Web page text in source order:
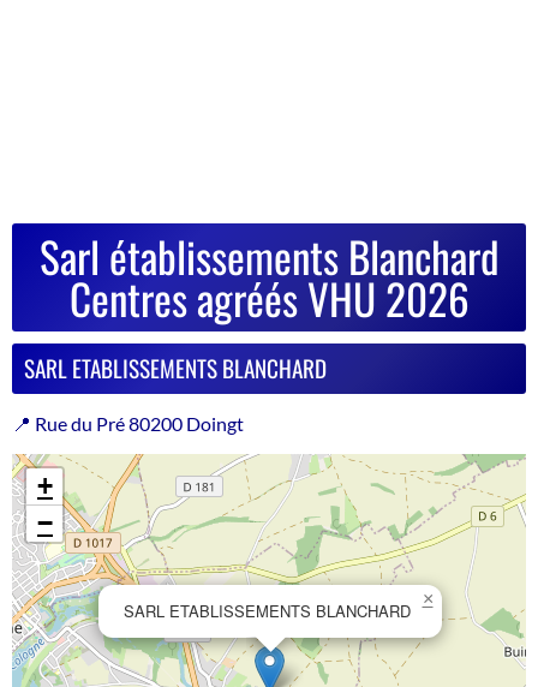
Sarl établissements Blanchard
Centres agréés VHU 2026
SARL ETABLISSEMENTS BLANCHARD
📍 Rue du Pré 80200 Doingt
SARL ETABLISSEMENTS BLANCHARD
×
+
−